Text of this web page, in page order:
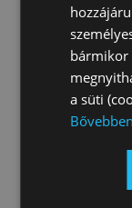
a süti
Bővebben